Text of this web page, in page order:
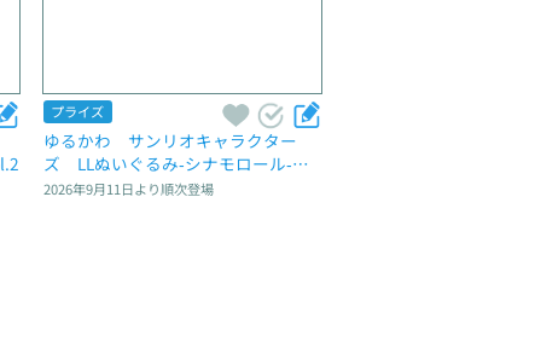
プライズ
ゆるかわ　サンリオキャラクター
ズ　LLぬいぐるみ‐シナモロール‐　L
una et Sol
2026年9月11日より順次登場